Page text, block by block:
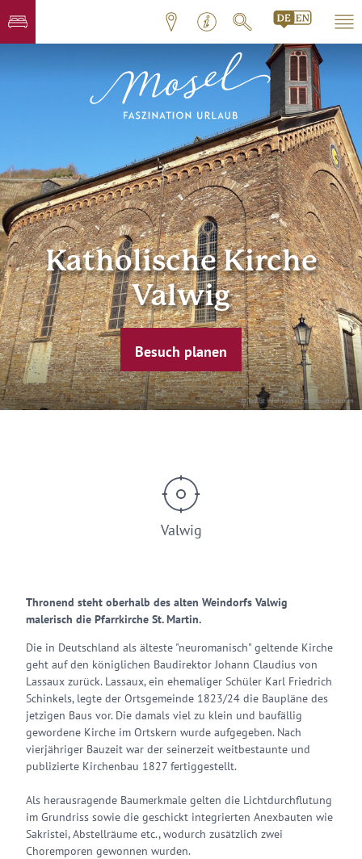
© Tourist Information Ferienland-Cochem
Katholische Kirche
Valwig
Besuch planen
Valwig
Thronend steht oberhalb des alten Weindorfs Valwig
malerisch die Pfarrkirche St. Martin.
Die in Deutschland als älteste "neuromanisch" geltende Kirche
geht auf den königlichen Baudirektor Johann Claudius von
Lassaux zurück. Lassaux, ein ehemaliger Schüler Karl Friedrich
Schinkels, legte der Ortsgemeinde 1823/24 die Baupläne des
jetzigen Baus vor. Die damals viel zu klein und baufällig
gewordene Kirche im Ortskern wurde aufgegeben. Nach
vierjähriger Bauzeit war der seinerzeit weitbestaunte und
publizierte Kirchenbau 1827 fertiggestellt.
Als herausragende Baumerkmale gelten die Lichtdurchflutung
im Grundriss sowie die geschickt integrierten Anexbauten wie
Sakristei, Abstellräume etc., wodurch zusätzlich zwei
Choremporen gewonnen wurden.